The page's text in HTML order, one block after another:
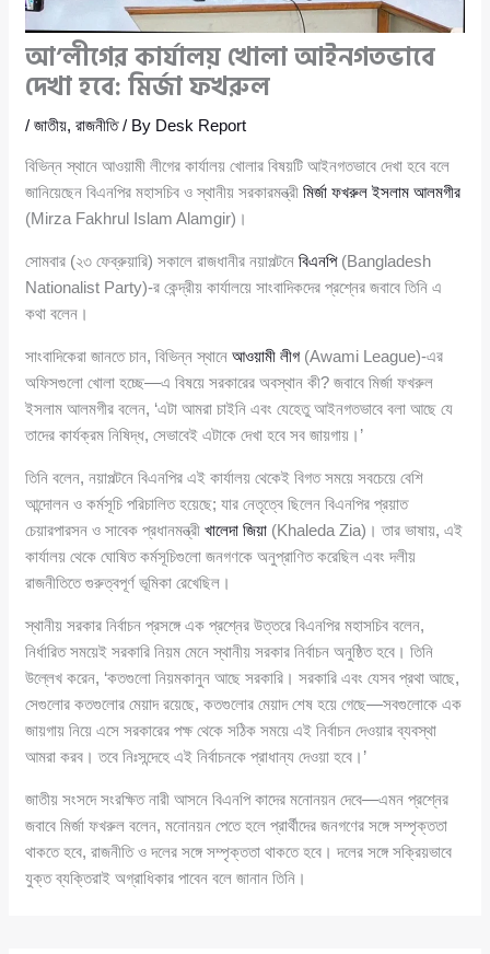
আ’লীগের কার্যালয় খোলা আইনগতভাবে
দেখা হবে: মির্জা ফখরুল
/জাতীয়,রাজনীতি/ By Desk Report
বিভিন্ন স্থানে আওয়ামী লীগের কার্যালয় খোলার বিষয়টি আইনগতভাবে দেখা হবে বলে
জানিয়েছেন বিএনপির মহাসচিব ও স্থানীয় সরকারমন্ত্রীমির্জা ফখরুল ইসলাম আলমগীর
(Mirza Fakhrul Islam Alamgir)।
সোমবার (২৩ ফেব্রুয়ারি) সকালে রাজধানীর নয়াপল্টনেবিএনপি(Bangladesh
Nationalist Party)-র কেন্দ্রীয় কার্যালয়ে সাংবাদিকদের প্রশ্নের জবাবে তিনি এ
কথা বলেন।
সাংবাদিকেরা জানতে চান, বিভিন্ন স্থানেআওয়ামী লীগ (Awami League)-এর
অফিসগুলো খোলা হচ্ছে—এ বিষয়ে সরকারের অবস্থান কী? জবাবে মির্জা ফখরুল
ইসলাম আলমগীর বলেন, ‘এটা আমরা চাইনি এবং যেহেতু আইনগতভাবে বলা আছে যে
তাদের কার্যক্রম নিষিদ্ধ, সেভাবেই এটাকে দেখা হবে সব জায়গায়।’
তিনি বলেন, নয়াপল্টনে বিএনপির এই কার্যালয় থেকেই বিগত সময়ে সবচেয়ে বেশি
আন্দোলন ও কর্মসূচি পরিচালিত হয়েছে; যার নেতৃত্বে ছিলেন বিএনপির প্রয়াত
চেয়ারপারসন ও সাবেক প্রধানমন্ত্রীখালেদা জিয়া (Khaleda Zia)। তার ভাষায়, এই
কার্যালয় থেকে ঘোষিত কর্মসূচিগুলো জনগণকে অনুপ্রাণিত করেছিল এবং দলীয়
রাজনীতিতে গুরুত্বপূর্ণ ভূমিকা রেখেছিল।
স্থানীয় সরকার নির্বাচন প্রসঙ্গে এক প্রশ্নের উত্তরে বিএনপির মহাসচিব বলেন,
নির্ধারিত সময়েই সরকারি নিয়ম মেনে স্থানীয় সরকার নির্বাচন অনুষ্ঠিত হবে। তিনি
উল্লেখ করেন, ‘কতগুলো নিয়মকানুন আছে সরকারি। সরকারি এবং যেসব প্রথা আছে,
সেগুলোর কতগুলোর মেয়াদ রয়েছে, কতগুলোর মেয়াদ শেষ হয়ে গেছে—সবগুলোকে এক
জায়গায় নিয়ে এসে সরকারের পক্ষ থেকে সঠিক সময়ে এই নির্বাচন দেওয়ার ব্যবস্থা
আমরা করব। তবে নিঃসন্দেহে এই নির্বাচনকে প্রাধান্য দেওয়া হবে।’
জাতীয় সংসদে সংরক্ষিত নারী আসনে বিএনপি কাদের মনোনয়ন দেবে—এমন প্রশ্নের
জবাবে মির্জা ফখরুল বলেন, মনোনয়ন পেতে হলে প্রার্থীদের জনগণের সঙ্গে সম্পৃক্ততা
থাকতে হবে, রাজনীতি ও দলের সঙ্গে সম্পৃক্ততা থাকতে হবে। দলের সঙ্গে সক্রিয়ভাবে
যুক্ত ব্যক্তিরাই অগ্রাধিকার পাবেন বলে জানান তিনি।